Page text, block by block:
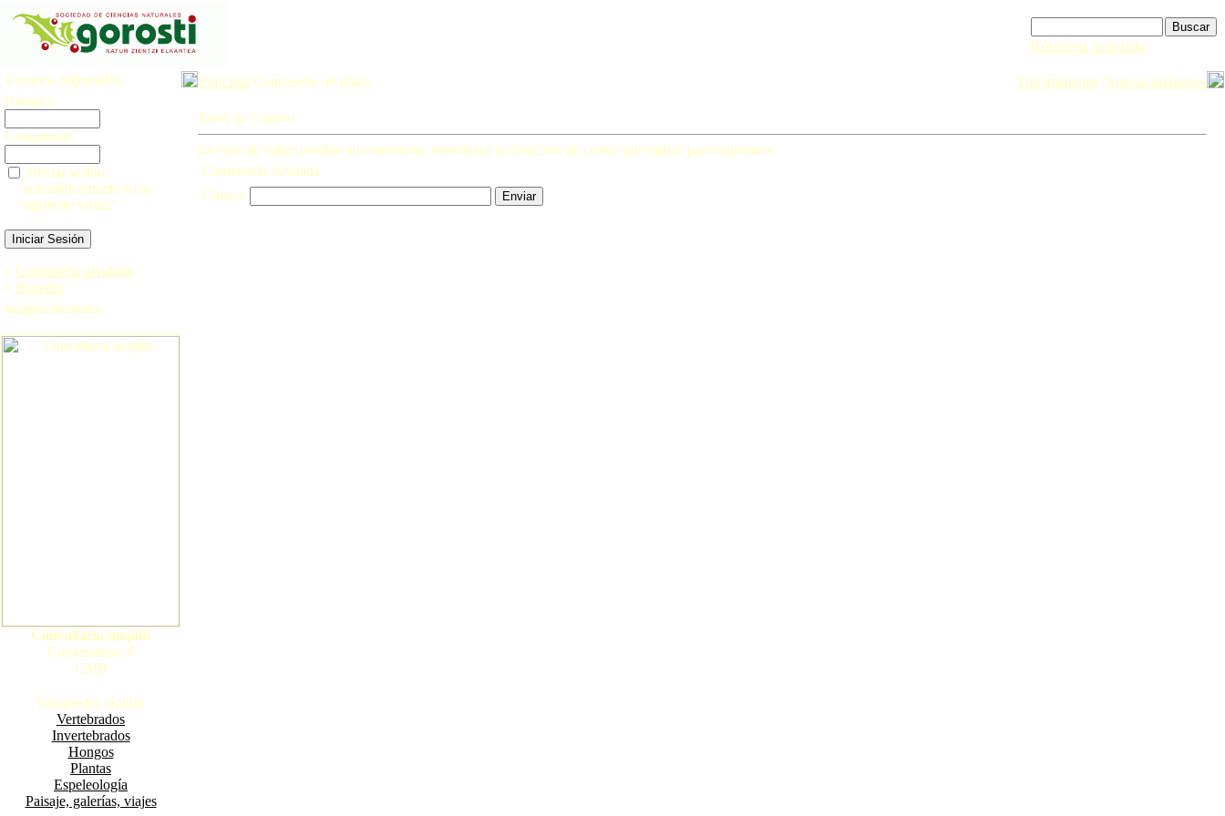
Búsqueda avanzada
Usuarios registrados
Usuario:
Contraseña:
¿Iniciar sesión
automáticamente en la
siguiente visita?
» Contraseña olvidada
» Registro
Imagen aleatoria
Convallaria majalis
Comentarios: 0
CMB
Búsquedas rápidas
Vertebrados
Invertebrados
Hongos
Plantas
Espeleología
Paisaje, galerías, viajes
Principal Contraseña olvidada Top imágenes Nuevas imágenes
Panel de Control
En caso de haber perdido su contraseña, introduzca la dirección de correo que utilizó para registrarse.
Contraseña olvidada
Correo: